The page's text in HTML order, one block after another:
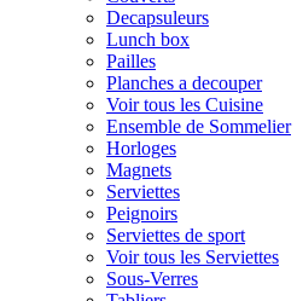
Decapsuleurs
Lunch box
Pailles
Planches a decouper
Voir tous les Cuisine
Ensemble de Sommelier
Horloges
Magnets
Serviettes
Peignoirs
Serviettes de sport
Voir tous les Serviettes
Sous-Verres